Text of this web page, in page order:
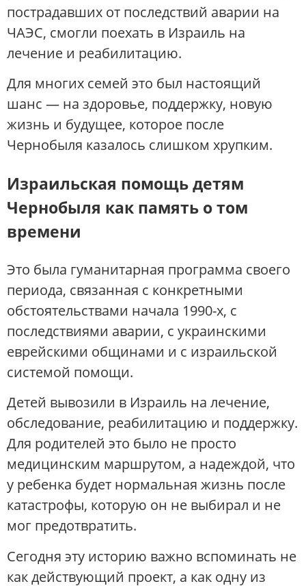
пострадавших от последствий аварии на
ЧАЭС, смогли поехать в Израиль на
лечение и реабилитацию.
Для многих семей это был настоящий
шанс — на здоровье, поддержку, новую
жизнь и будущее, которое после
Чернобыля казалось слишком хрупким.
Израильская помощь детям
Чернобыля как память о том
времени
Это была гуманитарная программа своего
периода, связанная с конкретными
обстоятельствами начала 1990-х, с
последствиями аварии, с украинскими
еврейскими общинами и с израильской
системой помощи.
Детей вывозили в Израиль на лечение,
обследование, реабилитацию и поддержку.
Для родителей это было не просто
медицинским маршрутом, а надеждой, что
у ребенка будет нормальная жизнь после
катастрофы, которую он не выбирал и не
мог предотвратить.
Сегодня эту историю важно вспоминать не
как действующий проект, а как одну из